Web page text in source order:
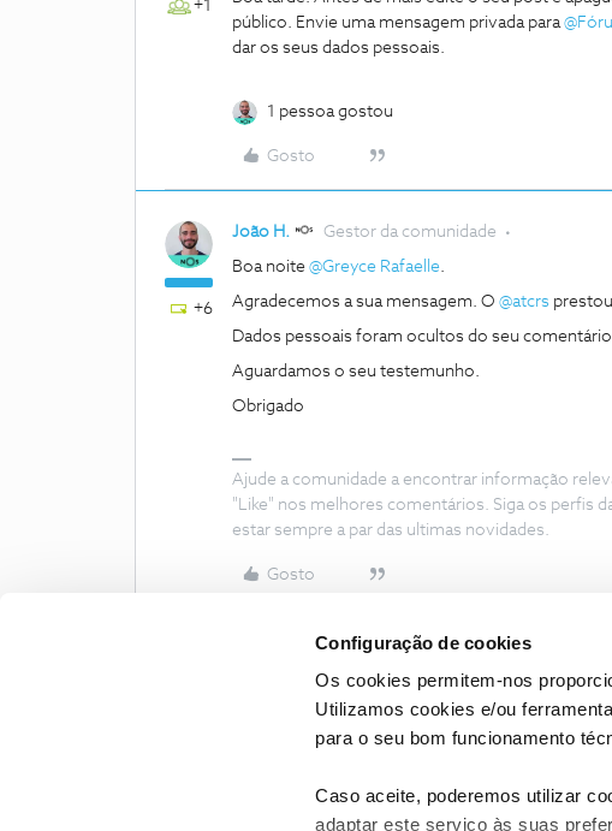
Configuração de cookies
Os cookies permitem-nos
Utilizamos cookies e/ou
para o seu bom funcionamento
Caso aceite, poderemos utilizar
adaptar este serviço às suas
+1
público. Envie uma mensagem privada para
dar os seus dados pessoais.
1 pessoa gostou
Gosto
+6
João H. Gestor da comunidade
Boa noite @Greyce Rafaelle.
Agradecemos a sua mensagem. O @atcrs
Dados pessoais foram ocultos do seu
Aguardamos o seu testemunho.
Obrigado
Ajude a comunidade a encontrar informação
"Like" nos melhores comentários. Siga os perfis
estar sempre a par das ultimas novidades.
Gosto